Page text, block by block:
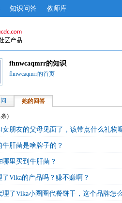
知识问答 教师库
fhnwcaqmrr的知识
fhnwcaqmrr的首页
她的回答
条)
女朋友的父母见面了，该带点什么礼物
牛肝菌是啥牌子的？
哪里买到牛肝菌？
了Vika的产品吗？赚不赚啊？
理了Vika小圈圈代餐饼干，这个品牌怎